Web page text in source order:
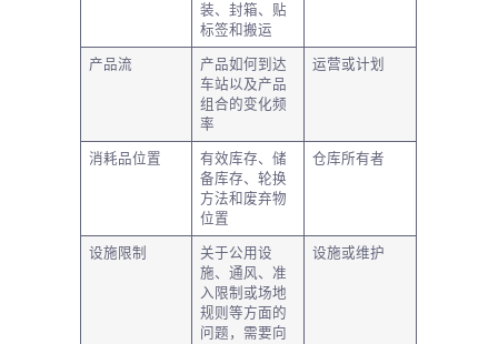
装、封箱、贴
标签和搬运
产品流
产品如何到达
车站以及产品
组合的变化频
率
运营或计划
消耗品位置
有效库存、储
备库存、轮换
方法和废弃物
位置
仓库所有者
设施限制
关于公用设
施、通风、准
入限制或场地
规则等方面的
问题，需要向
设施或维护